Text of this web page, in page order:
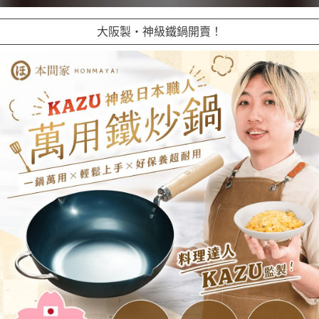
大阪製・神級鐵鍋開賣！